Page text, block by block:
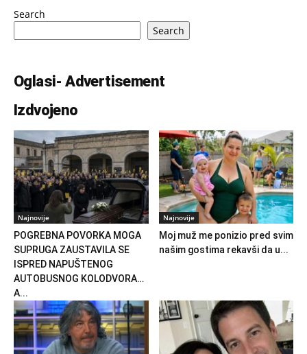
Search
Search
Oglasi- Advertisement
Izdvojeno
Najnovije
POGREBNA POVORKA MOGA
SUPRUGA ZAUSTAVILA SE
ISPRED NAPUŠTENOG
AUTOBUSNOG KOLODVORA…
A...
Najnovije
Moj muž me ponizio pred svim
našim gostima rekavši da u...